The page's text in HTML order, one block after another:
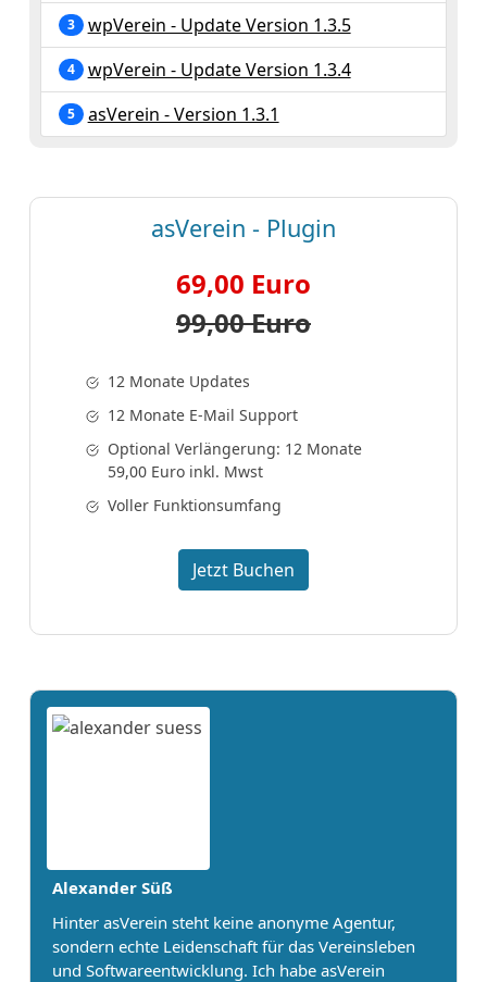
3 wpVerein - Update Version 1.3.5
4 wpVerein - Update Version 1.3.4
5 asVerein - Version 1.3.1
asVerein - Plugin
69,00 Euro
99,00 Euro
12 Monate Updates
12 Monate E-Mail Support
Optional Verlängerung: 12 Monate
59,00 Euro inkl. Mwst
Voller Funktionsumfang
Jetzt Buchen
Alexander Süß
Hinter asVerein steht keine anonyme Agentur,
sondern echte Leidenschaft für das Vereinsleben
und Softwareentwicklung. Ich habe asVerein